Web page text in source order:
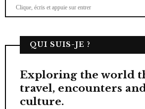
QUI SUIS-JE ?
Exploring the world
travel, encounters
culture.